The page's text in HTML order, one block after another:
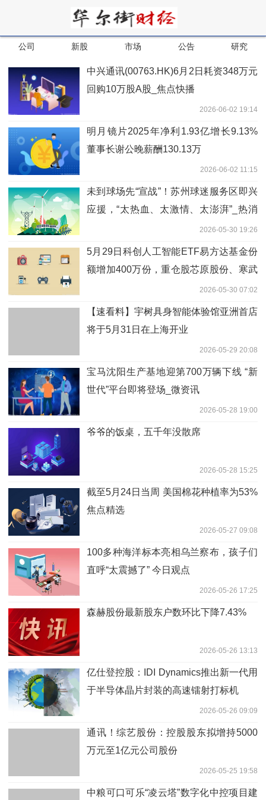
公司 新股 市场 公告 研究
中兴通讯(00763.HK)6月2日耗资348万元
回购10万股A股_焦点快播
2026-06-02 19:14
明月镜片2025年净利1.93亿增长9.13%
董事长谢公晚薪酬130.13万
2026-06-02 11:15
未到球场先“宣战”！苏州球迷服务区即兴
应援，“太热血、太激情、太澎湃”_热消
2026-05-30 19:26
5月29日科创人工智能ETF易方达基金份
额增加400万份，重仓股芯原股份、寒武
2026-05-30 07:02
【速看料】宇树具身智能体验馆亚洲首店
将于5月31日在上海开业
2026-05-29 20:08
宝马沈阳生产基地迎第700万辆下线 “新
世代”平台即将登场_微资讯
2026-05-28 19:00
爷爷的饭桌，五千年没散席
2026-05-28 15:25
截至5月24日当周 美国棉花种植率为53%
焦点精选
2026-05-27 09:08
100多种海洋标本亮相乌兰察布，孩子们
直呼“太震撼了” 今日观点
2026-05-26 17:25
森赫股份最新股东户数环比下降7.43%
2026-05-26 13:13
亿仕登控股：IDI Dynamics推出新一代用
于半导体晶片封装的高速镭射打标机
2026-05-26 09:09
通讯！综艺股份：控股股东拟增持5000
万元至1亿元公司股份
2026-05-25 19:58
中粮可口可乐“凌云塔”数字化中控项目建